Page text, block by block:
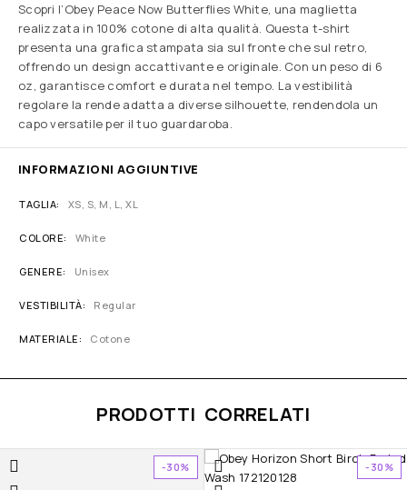
Scopri l’Obey Peace Now Butterflies White, una maglietta
realizzata in 100% cotone di alta qualità. Questa t-shirt
presenta una grafica stampata sia sul fronte che sul retro,
offrendo un design accattivante e originale. Con un peso di 6
oz, garantisce comfort e durata nel tempo. La vestibilità
regolare la rende adatta a diverse silhouette, rendendola un
capo versatile per il tuo guardaroba.
INFORMAZIONI AGGIUNTIVE
TAGLIA XS, S, M, L, XL
COLORE White
GENERE Unisex
VESTIBILITÀ Regular
MATERIALE Cotone
PRODOTTI CORRELATI
-30% -30%